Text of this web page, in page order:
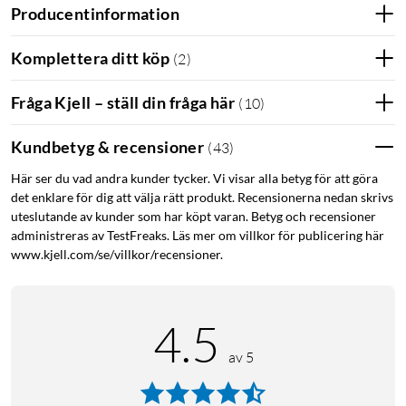
Skyddar dig, din familj och din
integritet
Enkel installation: Installera på några minuter helt själv.
Ingångssensorerna fästs på dörrar och fönster, medan
rörelsesensorn och knappsatsen kan fästas på väggar
via de medföljande fästena.
Inga månadsavgifter: Utformade för att skydda ditt hem
såväl som din plånbok, eufy Security-produkter är
engångsköp som kombinerar säkerhet med
bekvämlighet.
Omedelbara varningar: Få aviseringar så snart rörelse
några sekunder genom att knappa in ditt lösenord eller
direkt från din telefon via eufy Security App.
Producentinformation
Komplettera ditt köp (2)
Fråga Kjell – ställ din fråga här ( 10)
Kundbetyg & recensioner (43)
Här ser du vad andra kunder tycker. Vi visar alla betyg för att göra
det enklare för dig att välja rätt produkt. Recensionerna nedan skrivs
uteslutande av kunder som har köpt varan. Betyg och recensioner
administreras av TestFreaks. Läs mer om villkor för publicering här
www.kjell.com/se/villkor/recensioner.
4.5 av 5